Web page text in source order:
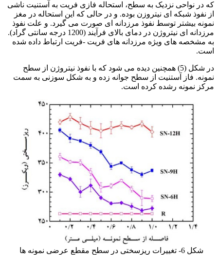
که در نواحی نزدیک به سطح، استحاله فازی فریت به آستنیت ناشی
از نفوذ شبکه ای نیتروزن بوده. و در حالی که این استحاله در مغز
نمونه بیشتر توسط نفوذ مرزدانه ای صورت می گیرد. و علت نفوذ
مرزدانه ای نیتروژن در دمای بالای فرآیند (1200 درجه سانتی گراد).
به مشخصه های ویژه مرزدانه های فریت -فریت ارتباط داده شده
است.
در شکل (5) همچنین دیده می شود که با نفوذ نیتروژن از سطح
نمونه. فاز آستنیت از سطح جوانه زده و به شکل سوزنی به سمت
مرکز نمونه رشده کرده است.
شکل 6- تغییرات ریزسختی در سطح مقطع عرضی نمونه ها